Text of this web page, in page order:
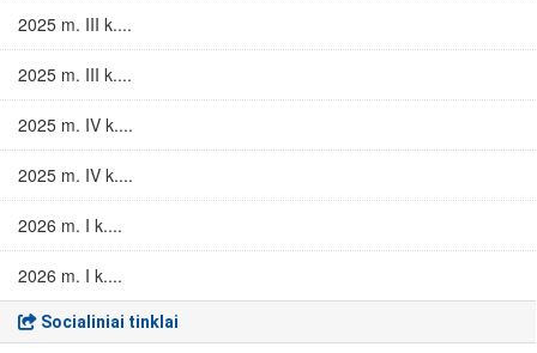
2025 m. III k....
2025 m. III k....
2025 m. IV k....
2025 m. IV k....
2026 m. I k....
2026 m. I k....
Socialiniai tinklai